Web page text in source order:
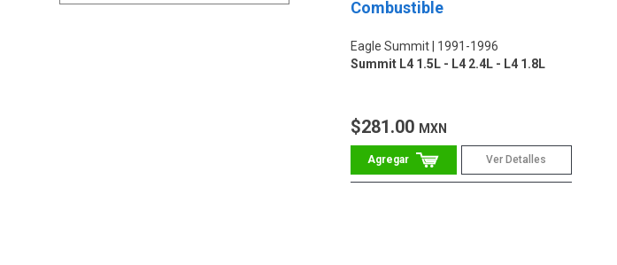
Combustible
Eagle Summit
1991-1996
Summit L4 1.5L - L4 2.4L - L4 1.8L
$281.00 MXN
Ver Detalles